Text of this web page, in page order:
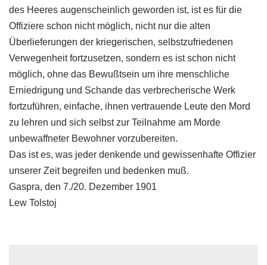
des Heeres augenscheinlich geworden ist, ist es für die
Offiziere schon nicht möglich, nicht nur die alten
Überlieferungen der kriegerischen, selbstzufriedenen
Verwegenheit fortzusetzen, sondern es ist schon nicht
möglich, ohne das Bewußtsein um ihre menschliche
Erniedrigung und Schande das verbrecherische Werk
fortzuführen, einfache, ihnen vertrauende Leute den Mord
zu lehren und sich selbst zur Teilnahme am Morde
unbewaffneter Bewohner vorzubereiten.
Das ist es, was jeder denkende und gewissenhafte Offizier
unserer Zeit begreifen und bedenken muß.
Gaspra, den 7./20. Dezember 1901
Lew Tolstoj